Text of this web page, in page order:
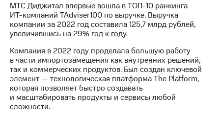
Интервью
Финансовая
Контакты
Новости
в
регионе
МТС Диджитал впервые вошла вТОП-10 ранкинга
ИТ-компаний TAdviser100 по выручке. Выручка
компании за 2022 год составила 125,7 млрд рублей,
увеличившись на 29% год к году.
Компания в 2022 году проделала большую работу
в части импортозамещения как внутренних решений,
так и коммерческих продуктов. Был создан ключевой
элемент — технологическая платформа The Platform,
которая позволяет быстро создавать
и масштабировать продукты и сервисы любой
сложности.